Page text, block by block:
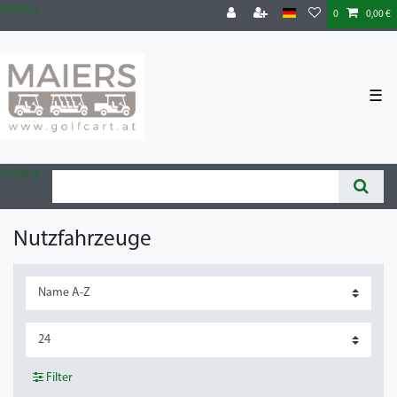
Zum Blog 0 0,00 €
☰
Zum Blog
Nutzfahrzeuge
Filter